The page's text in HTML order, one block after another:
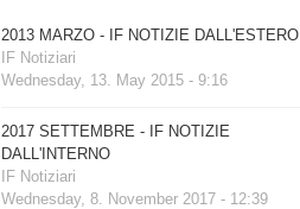
2013 MARZO - IF NOTIZIE DALL'ESTERO
IF Notiziari
Wednesday, 13. May 2015 - 9:16
2017 SETTEMBRE - IF NOTIZIE
DALL'INTERNO
IF Notiziari
Wednesday, 8. November 2017 - 12:39